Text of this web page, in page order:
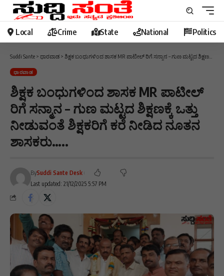
Local Crime State National Politics
Suddi Sante > ಧಾರವಾಡ > ಶಿಕ್ಷಕ ಬಂಧುಗಳಿಂದ ಶಾಸಕ MR ಪಾಟೀಲ್ ರಿಗೆ ಸನ್ಮಾನ – ಗುಣ ಮಟ್ಟದ ಶಿಕ್ಷಣಕ್ಕೆ ಒತ್ತು ನೀಡುವಂತೆ ಶಿಕ್ಷಕರಿಗೆ ಕರೆ ನೀಡಿದ ನೂತನ ಶಾಸಕರು…..
ಧಾರವಾಡ
ಶಿಕ್ಷಕ ಬಂಧುಗಳಿಂದ ಶಾಸಕ MR ಪಾಟೀಲ್
ರಿಗೆ ಸನ್ಮಾನ – ಗುಣ ಮಟ್ಟದ ಶಿಕ್ಷಣಕ್ಕೆ ಒತ್ತು
ನೀಡುವಂತೆ ಶಿಕ್ಷಕರಿಗೆ ಕರೆ ನೀಡಿದ ನೂತನ
ಶಾಸಕರು…..
Last updated: 21/12/2025 5:57 PM
BySuddi Sante Desk